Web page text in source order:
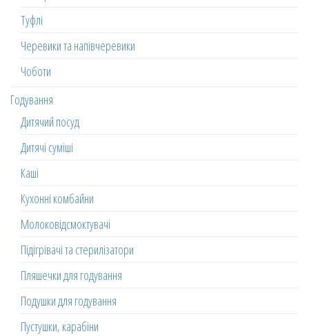
Туфлі
Черевики та напівчеревики
Чоботи
Годування
Дитячий посуд
Дитячі суміші
Каші
Кухонні комбайни
Молоковідсмоктувачі
Підігрівачі та стерилізатори
Пляшечки для годування
Подушки для годування
Пустушки, карабіни